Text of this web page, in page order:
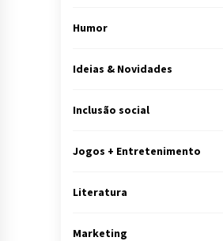
Humor
Ideias & Novidades
Inclusão social
Jogos + Entretenimento
Literatura
Marketing